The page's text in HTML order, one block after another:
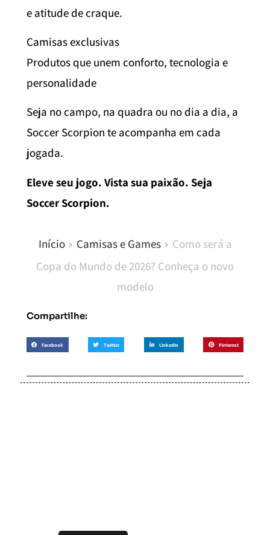
e atitude de craque.
Camisas exclusivas
Produtos que unem conforto, tecnologia e
personalidade
Seja no campo, na quadra ou no dia a dia, a
Soccer Scorpion te acompanha em cada
jogada.
Eleve seu jogo. Vista sua paixão. Seja
Soccer Scorpion.
Início Camisas e Games
Como será a
Copa do Mundo de 2026? Conheça o novo
modelo
Compartilhe:
Facebook Twitter LinkedIn Pinterest